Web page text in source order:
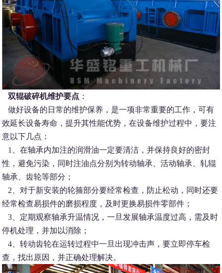
双辊破碎机维护要点 ：
做好设备的日常的维护保养，是一项非常重要的工作，可有
效延长设备寿命，提升其性能优势，在设备维护过程中，要注
意以下几点：
1、在轴承内加注的润滑油一定要清洁，并保持良好的密封
性，避免污染，同时注油点分别为转动轴承、活动轴承、轧辊
轴承、齿轮等部分；
2、对于新安装的轮箍部分要经常检查，防止松动，同时还要
经常检查易损件的磨损程度，及时更换易损件零部件；
3、定期观察轴承升温情况，一旦发展轴承温度过高，需及时
停机处理，并加以消除；
4、转动齿轮在运转过程中一旦出现冲击声，要立即停车检
查，找出原因，并正确处理解决。